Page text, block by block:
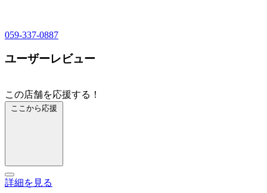
059-337-0887
ユーザーレビュー
この店舗を応援する！
ここから応援
詳細を見る